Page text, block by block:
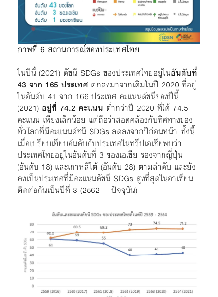
ภาพที่ 6 สถานการณ์ของประเทศไทย
ในปีนี้ (2021) ดัชนี SDGs ของประเทศไทยอยู่ในอันดับที่
43 จาก 165 ประเทศ ตกลงมาจากเดิมในปี 2020 ที่อยู่
ในอันดับ 41 จาก 166 ประเทศ คะแนนดัชนีของปีนี้
(2021) อยู่ที่ 74.2 คะแนน ต่ำกว่าปี 2020 ที่ได้ 74.5
คะแนน เพียงเล็กน้อย แต่ถือว่าสอดคล้องกับทิศทางของ
ทั่วโลกที่มีคะแนนดัชนี SDGs ลดลงจากปีก่อนหน้า ทั้งนี้
เมื่อเปรียบเทียบอันดับกับประเทศในทวีปเอเชียพบว่า
ประเทศไทยอยู่ในอันดับที่ 3 ของเอเชีย รองจากญี่ปุ่น
(อันดับ 18) และเกาหลีใต้ (อันดับ 28) ตามลำดับ และยัง
คงเป็นประเทศที่มีคะแนนดัชนี SDGs สูงที่สุดในอาเซียน
ติดต่อกันเป็นปีที่ 3 (2562 – ปัจจุบัน)